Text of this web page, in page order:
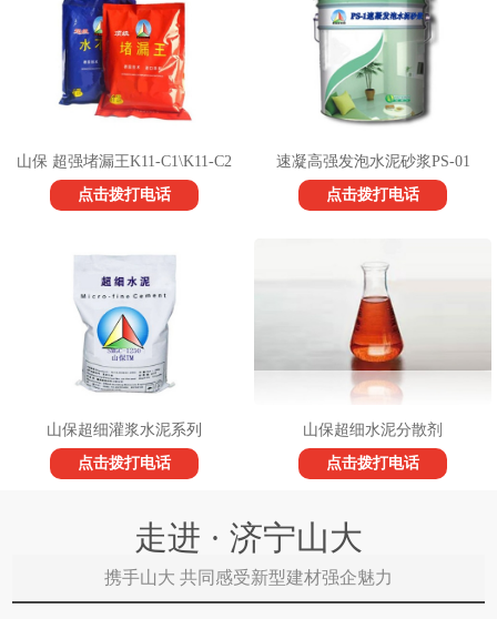
山保 超强堵漏王K11-C1\K11-C2
点击拨打电话
速凝高强发泡水泥砂浆PS-01
点击拨打电话
山保超细灌浆水泥系列
点击拨打电话
山保超细水泥分散剂
点击拨打电话
走进 · 济宁山大
携手山大 共同感受新型建材强企魅力